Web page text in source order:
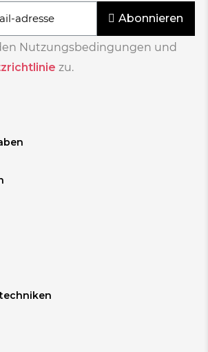
Abonnieren
Nutzungsbedingungen und
zu.